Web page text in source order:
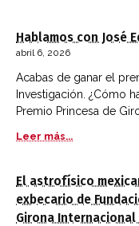
Hablamos con José
abril 6, 2026
Acabas de ganar el
Investigación. ¿Cómo
Premio Princesa de
Leer más...
El astrofísico
exbecario de
Girona